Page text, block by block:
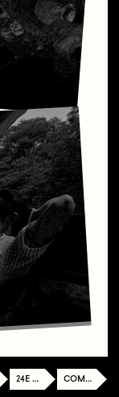
24E ÉDITION COMPÉTITION